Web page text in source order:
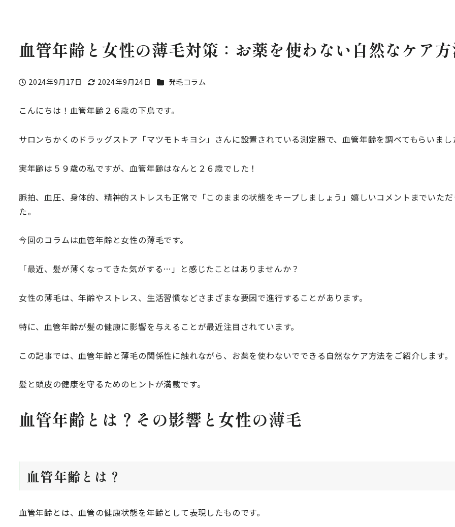
血管年齢と女性の薄毛対策：お薬を使わない自然なケア
投稿日
2024年9月17日
更新日
2024年9月24日 カテゴリー
発毛コラム
こんにちは！血管年齢２６歳の下鳥です。
サロンちかくのドラッグストア「マツモトキヨシ」さんに設置されている測定器で、血管年齢を調べてもらいまし
実年齢は５９歳の私ですが、血管年齢はなんと２６歳でした！
脈拍、血圧、身体的、精神的ストレスも正常で「このままの状態をキープしましょう」嬉しいコメントまでいた
た。
今回のコラムは血管年齢と女性の薄毛です。
「最近、髪が薄くなってきた気がする…」と感じたことはありませんか？
女性の薄毛は、年齢やストレス、生活習慣などさまざまな要因で進行することがあります。
特に、血管年齢が髪の健康に影響を与えることが最近注目されています。
この記事では、血管年齢と薄毛の関係性に触れながら、お薬を使わないでできる自然なケア方法をご紹介します。
髪と頭皮の健康を守るためのヒントが満載です。
血管年齢とは？その影響と女性の薄毛
血管年齢とは？
血管年齢とは、血管の健康状態を年齢として表現したものです。